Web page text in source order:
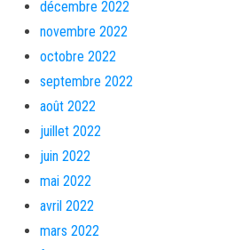
décembre 2022
novembre 2022
octobre 2022
septembre 2022
août 2022
juillet 2022
juin 2022
mai 2022
avril 2022
mars 2022